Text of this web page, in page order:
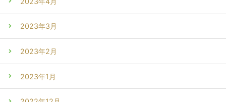
2023年3月
2023年2月
2023年1月